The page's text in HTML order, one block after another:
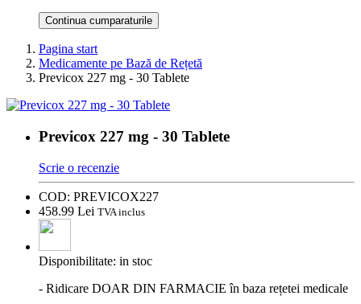
Continua cumparaturile
Pagina start
Medicamente pe Bază de Rețetă
Previcox 227 mg - 30 Tablete
Previcox 227 mg - 30 Tablete
Scrie o recenzie
COD: PREVICOX227
458.99 Lei TVA inclus
Disponibilitate: in stoc
- Ridicare DOAR DIN FARMACIE în baza rețetei medicale